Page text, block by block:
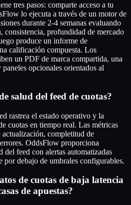
tres pasos: comparte acceso a tu
lo ejecuta a través de un motor de
durante 2-4 semanas evaluando
consistencia, profundidad de mercado
produce un informe de
calificación compuesta. Los
un PDF de marca compartida, una
opcionales orientados al
salud del feed de cuotas?
rastrea el estado operativo y la
cuotas en tiempo real. Las métricas
completitud de
OddsFlow proporciona
del feed con alertas automatizadas
por debajo de umbrales configurables.
de cuotas de baja latencia
de apuestas?